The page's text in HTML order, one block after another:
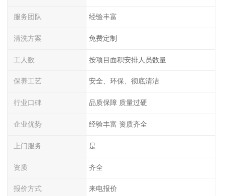
服务团队 经验丰富
清洗方案 免费定制
工人数 按项目面积安排人员数量
保养工艺 安全、环保、彻底清洁
行业口碑 品质保障 质量过硬
企业优势 经验丰富 资质齐全
上门服务 是
资质 齐全
报价方式 来电报价